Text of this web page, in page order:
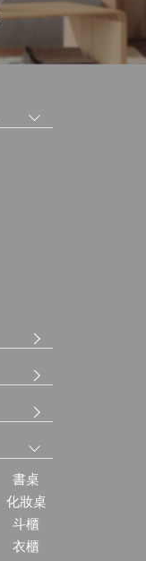
書桌
化妝桌
斗櫃
衣櫃